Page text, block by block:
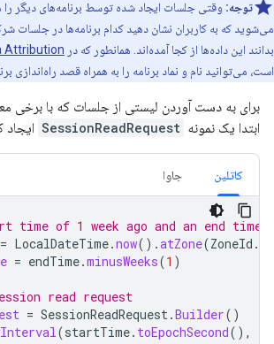
توجه: وقتی جلسات ایجاد شده توسط برنامه‌های دیگر را
می‌شوید که به کاربران نشان دهید کدام برنامه‌ها در جلسات
بدانند این داده‌ها از کجا آمده‌اند. همانطور که در Attribution
است، می‌توانید نام و نماد برنامه را به همراه قصد راه‌اندازی
برای به دست آوردن لیستی از جلسات که با برخی
ابتدا یک نمونه SessionReadRequest ایجاد
کاتلین جاوا
time of 1 week ago and an end time
= LocalDateTime.now().atZone(ZoneId .
= endTime.minusWeeks(1 )
read request
= SessionReadRequest.Builder()
(startTime. toEpochSecond(),